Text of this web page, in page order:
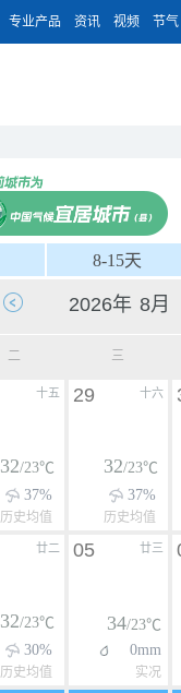
专业产品 资讯 视频 节气
8-15天
二 三
十五
32/23℃
37%
历史均值
十六
29
32/23℃
37%
历史均值
廿二
32/23℃
30%
历史均值
廿三
05
34/23℃
0mm
实况